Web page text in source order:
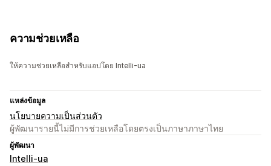
ความช่วยเหลือ
ให้ความช่วยเหลือสำหรับแอปโดย Intelli-ua
แหล่งข้อมูล
นโยบายความเป็นส่วนตัว
ผู้พัฒนารายนี้ไม่มีการช่วยเหลือโดยตรงเป็นภาษาภาษาไทย
ผู้พัฒนา
Intelli-ua